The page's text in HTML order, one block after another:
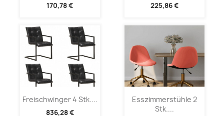
170,78 € 225,86 €
Freischwinger 4 Stk....
836,28 €
Esszimmerstühle 2
Stk....